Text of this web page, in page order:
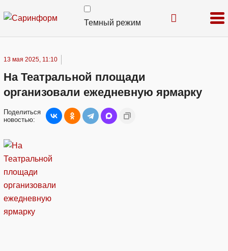
Темный режим
13 мая 2025, 11:10
На Театральной площади
организовали ежедневную ярмарку
Поделиться
новостью: